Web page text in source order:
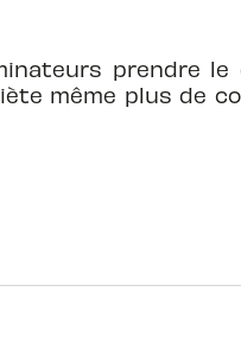
prendre le
même plus de